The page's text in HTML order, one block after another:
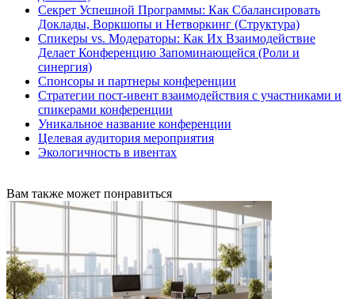
Секрет Успешной Программы: Как Сбалансировать
Доклады, Воркшопы и Нетворкинг (Структура)
Спикеры vs. Модераторы: Как Их Взаимодействие
Делает Конференцию Запоминающейся (Роли и
синергия)
Спонсоры и партнеры конференции
Стратегии пост-ивент взаимодействия с участниками и
спикерами конференции
Уникальное название конференции
Целевая аудитория мероприятия
Экологичность в ивентах
Вам также может понравиться